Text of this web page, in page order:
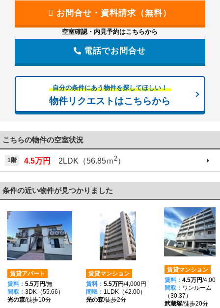
空室確認・内見予約はこちらから
電話でお問合せ
自分の条件にあう物件を探してほしい！
物件リクエストはこちらから
こちらの物件の空室状況
1階 4.5万円 2LDK（56.85ｍ2）
条件の近い物件が見つかりました
賃貸アパート
賃料： 5.5万円/無
間取： 3DK（55.66）
光の森/徒歩10分
賃貸マンション
賃料： 5.5万円/4,000円
間取： 1LDK（42.00）
光の森/徒歩2分
賃貸マンション
賃料： 4.5万円/4,000
間取： ワンルーム
（30.37）
武蔵塚/徒歩20分